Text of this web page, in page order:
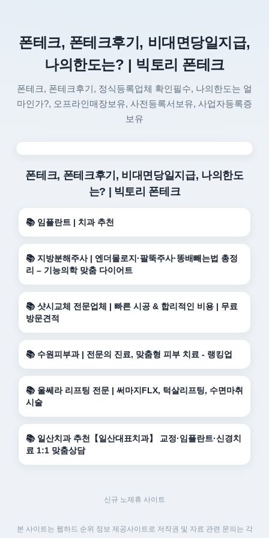
폰테크, 폰테크후기, 비대면당일지급,
나의한도는? | 빅토리 폰테크
폰테크, 폰테크후기, 정식등록업체 확인필수, 나의한도는 얼
마인가?, 오프라인매장보유, 사전등록서보유, 사업자등록증
보유
폰테크, 폰테크후기, 비대면당일지급, 나의한도
는? | 빅토리 폰테크
📚 임플란트 | 치과 추천
📚 지방분해주사 | 엔더몰로지·팔뚝주사·똥배빼는법 총정
리 – 기능의학 맞춤 다이어트
📚 샷시교체 전문업체 | 빠른 시공 & 합리적인 비용 | 무료
방문견적
📚 수원피부과 | 전문의 진료, 맞춤형 피부 치료 - 랭킹업
📚 울쎄라 리프팅 전문 | 써마지FLX, 턱살리프팅, 수면마취
시술
📚 일산치과 추천【일산대표치과】 교정·임플란트·신경치
료 1:1 맞춤상담
신규 노제휴 사이트
본 사이트는 웹하드 순위 정보 제공사이트로 저작권 및 자료 관련 문의는 각